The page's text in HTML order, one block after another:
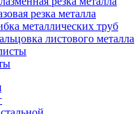
резка металла
металлических труб
листового металла